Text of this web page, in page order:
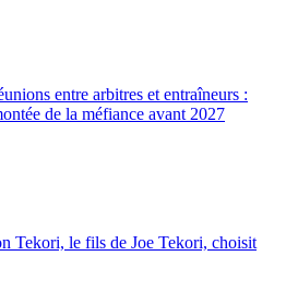
entre arbitres et entraîneurs :
de la méfiance avant 2027
Tekori, le fils de Joe Tekori, choisit